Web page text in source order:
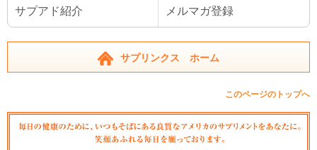
サプアド紹介 メルマガ登録
サプリンクス ホーム
このページのトップへ